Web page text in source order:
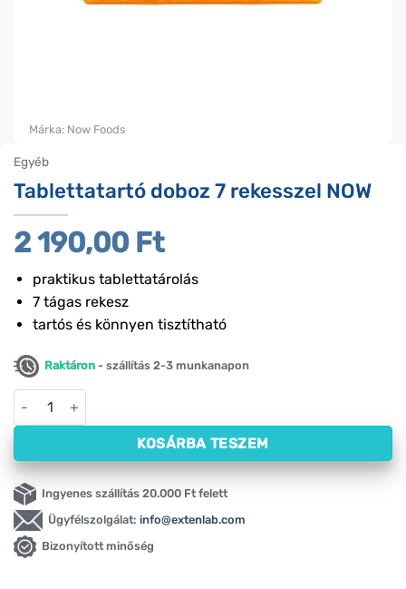
Egyéb
Tablettatartó doboz 7 rekesszel NOW
2 190,00 Ft
praktikus tablettatárolás
7 tágas rekesz
tartós és könnyen tisztítható
Raktáron - szállítás 2-3 munkanapon
Tablettatartó doboz 7 rekesszel NOW mennyiség
KOSÁRBA TESZEM
Ingyenes szállítás 20.000 Ft felett
Ügyfélszolgálat: info@extenlab.com
Bizonyított minőség
Márka: Now Foods